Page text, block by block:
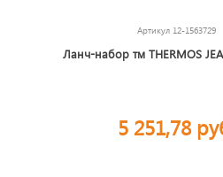
Артикул 12-1563729
Ланч-набор тм THERMOS
5 251,78